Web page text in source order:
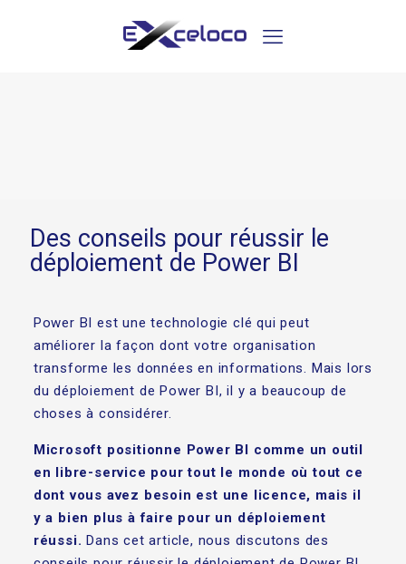
Des conseils pour réussir le
déploiement de Power BI
Power BI est une technologie clé qui peut
améliorer la façon dont votre organisation
transforme les données en informations. Mais lors
du déploiement de Power BI, il y a beaucoup de
choses à considérer.
Microsoft positionne Power BI comme un outil
en libre-service pour tout le monde où tout ce
dont vous avez besoin est une licence, mais il
y a bien plus à faire pour un déploiement
réussi. Dans cet article, nous discutons des